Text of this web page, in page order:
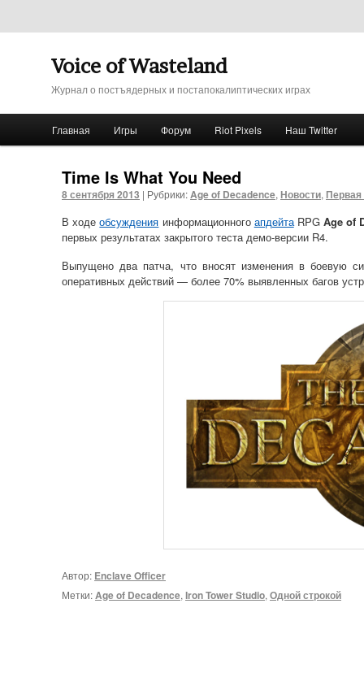
Voice of Wasteland
Журнал о постъядерных и постапокалиптических играх
Перейти к основному содержимому
Перейти к дополнительному содержимому
Главная Игры Форум Riot Pixels Наш Twitter
Time Is What You Need
8 сентября 2013 | Рубрики:Age of Decadence, Новости, Первая
В ходеобсуждения информационного апдейтаRPGAge of
первых результатах закрытого теста демо-версии R4.
Выпущено два патча, что вносят изменения в боевую
оперативных действий — более 70% выявленных багов
Автор: Enclave Officer
Метки:Age of Decadence,Iron Tower Studio,Одной строкой